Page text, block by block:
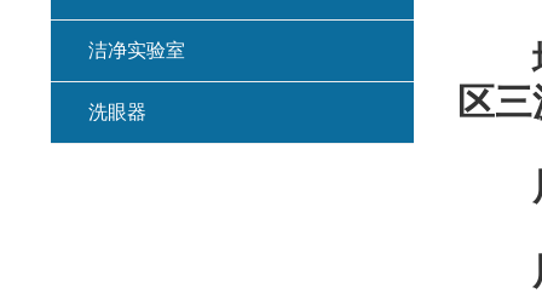
地
区
展
展
洁净实验室
洗眼器